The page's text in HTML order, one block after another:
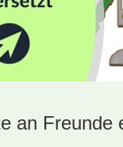
an Freunde